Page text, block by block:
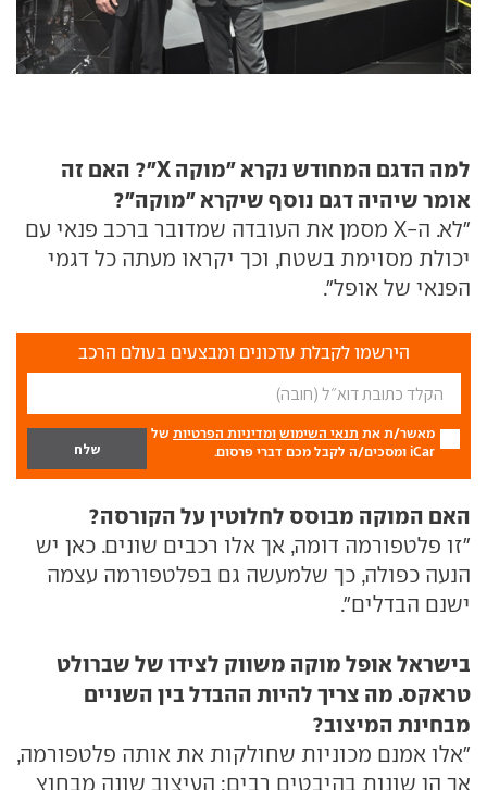
למה הדגם המחודש נקרא "מוקה X"? האם זה
אומר שיהיה דגם נוסף שיקרא "מוקה"?
"לא. ה-X מסמן את העובדה שמדובר ברכב פנאי עם
יכולת מסוימת בשטח, וכך יקראו מעתה כל דגמי
הפנאי של אופל".
הירשמו לקבלת עדכונים ומבצעים בעולם הרכב
מאשר/ת את תנאי השימוש ומדיניות הפרטיות של
iCar ומסכים/ה לקבל מכם דברי פרסום.
האם המוקה מבוסס לחלוטין על הקורסה?
"זו פלטפורמה דומה, אך אלו רכבים שונים. כאן יש
הנעה כפולה, כך שלמעשה גם בפלטפורמה עצמה
ישנם הבדלים".
בישראל אופל מוקה משווק לצידו של שברולט
טראקס. מה צריך להיות ההבדל בין השניים
מבחינת המיצוב?
"אלו אמנם מכוניות שחולקות את אותה פלטפורמה,
אך הן שונות בהיבטים רבים: העיצוב שונה מבחוץ